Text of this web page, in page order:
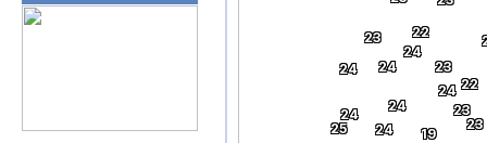
24
24
22
25
24
19
23
24
24
22
24 23
23
23
24